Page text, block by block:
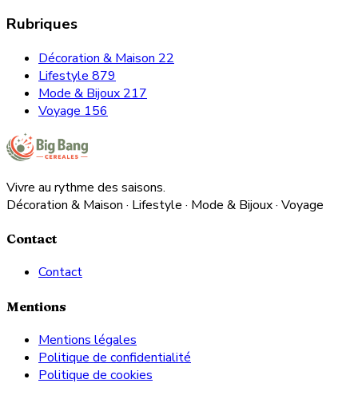
Rubriques
Décoration & Maison 22
Lifestyle 879
Mode & Bijoux 217
Voyage 156
Vivre au rythme des saisons.
Décoration & Maison · Lifestyle · Mode & Bijoux · Voyage
Contact
Contact
Mentions
Mentions légales
Politique de confidentialité
Politique de cookies